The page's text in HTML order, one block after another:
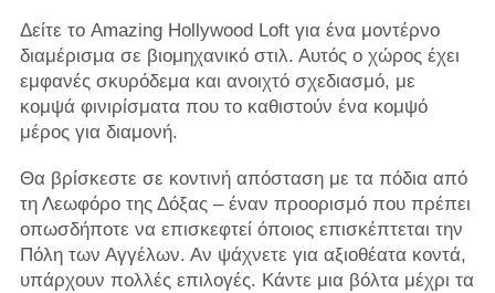
Δείτε το Amazing Hollywood Loft για ένα μοντέρνο
διαμέρισμα σε βιομηχανικό στιλ. Αυτός ο χώρος έχει
εμφανές σκυρόδεμα και ανοιχτό σχεδιασμό, με
κομψά φινιρίσματα που το καθιστούν ένα κομψό
μέρος για διαμονή.
Θα βρίσκεστε σε κοντινή απόσταση με τα πόδια από
τη Λεωφόρο της Δόξας – έναν προορισμό που πρέπει
οπωσδήποτε να επισκεφτεί όποιος επισκέπτεται την
Πόλη των Αγγέλων. Αν ψάχνετε για αξιοθέατα κοντά,
υπάρχουν πολλές επιλογές. Κάντε μια βόλτα μέχρι τα